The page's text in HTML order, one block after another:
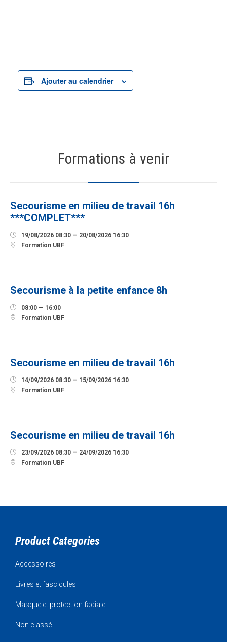
Ajouter au calendrier
Formations à venir
Secourisme en milieu de travail 16h
***COMPLET***
 19/08/2026 08:30 — 20/08/2026 16:30
 Formation UBF
Secourisme à la petite enfance 8h
 08:00 — 16:00
 Formation UBF
Secourisme en milieu de travail 16h
 14/09/2026 08:30 — 15/09/2026 16:30
 Formation UBF
Secourisme en milieu de travail 16h
 23/09/2026 08:30 — 24/09/2026 16:30
 Formation UBF
Product Categories
Accessoires
Livres et fascicules
Masque et protection faciale
Non classé